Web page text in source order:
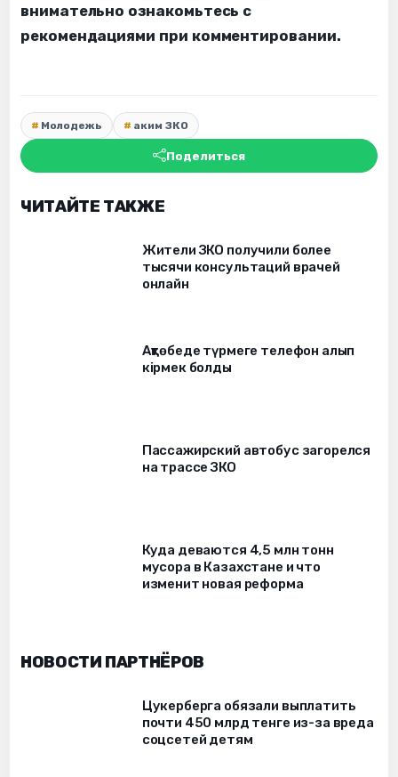
внимательно ознакомьтесь с
рекомендациями при комментировании.
Молодежь аким ЗКО
Поделиться
ЧИТАЙТЕ ТАКЖЕ
Жители ЗКО получили более
тысячи консультаций врачей
онлайн
Ақтөбеде түрмеге телефон алып
кірмек болды
Пассажирский автобус загорелся
на трассе ЗКО
Куда деваются 4,5 млн тонн
мусора в Казахстане и что
изменит новая реформа
НОВОСТИ ПАРТНЁРОВ
Цукерберга обязали выплатить
почти 450 млрд тенге из-за вреда
соцсетей детям